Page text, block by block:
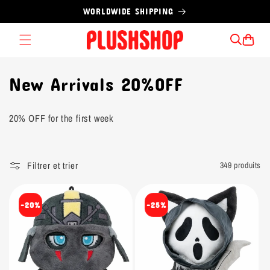
au
contenu
WORLDWIDE SHIPPING
Panier
C
New Arrivals 20%OFF
20% OFF for the first week
Filtrer et trier 349 produits
-20% -25%